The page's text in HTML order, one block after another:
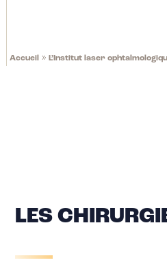
Accueil »L’Institut laser
LES